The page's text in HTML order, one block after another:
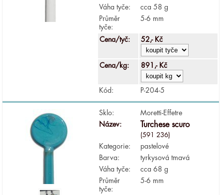
Váha tyče:
cca 58 g
Průměr
tyče:
5-6 mm
Cena/tyč: 52,- Kč
Cena/kg: 891,- Kč
Kód: P-204-5
Sklo:
Moretti-Effetre
Název:
Turchese scuro
(591 236)
Kategorie:
pastelové
Barva:
tyrkysová tmavá
Váha tyče:
cca 68 g
Průměr
tyče:
5-6 mm